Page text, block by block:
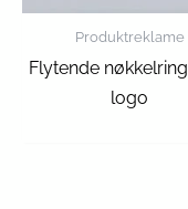
Produktreklame
Flytende
logo